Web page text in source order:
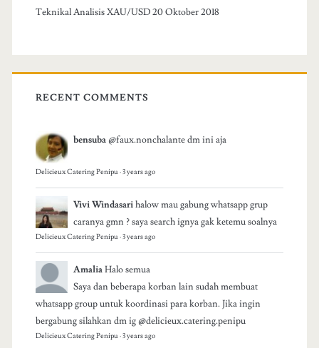
Teknikal Analisis XAU/USD 20 Oktober 2018
RECENT COMMENTS
bensuba @faux.nonchalante dm ini aja
Delicieux Catering Penipu·3 years ago
Vivi Windasari halow mau gabung whatsapp grup
caranya gmn ? saya search ignya gak ketemu soalnya
Delicieux Catering Penipu·3 years ago
Amalia Halo semua
Saya dan beberapa korban lain sudah membuat
whatsapp group untuk koordinasi para korban. Jika ingin
bergabung silahkan dm ig @delicieux.catering.penipu
Delicieux Catering Penipu·3 years ago